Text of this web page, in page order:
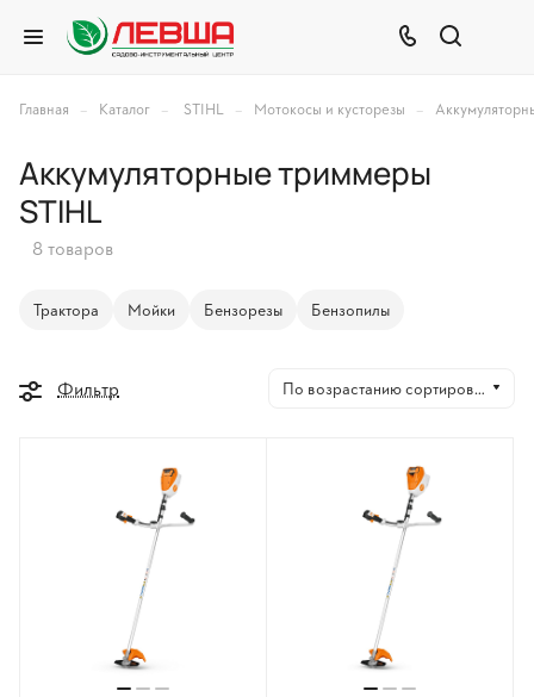
Главная – Каталог – STIHL – Мотокосы и кусторезы –
Аккумуляторные триммеры
STIHL
8 товаров
Трактора Мойки Бензорезы Бензопилы
Фильтр По возрастанию сортировки